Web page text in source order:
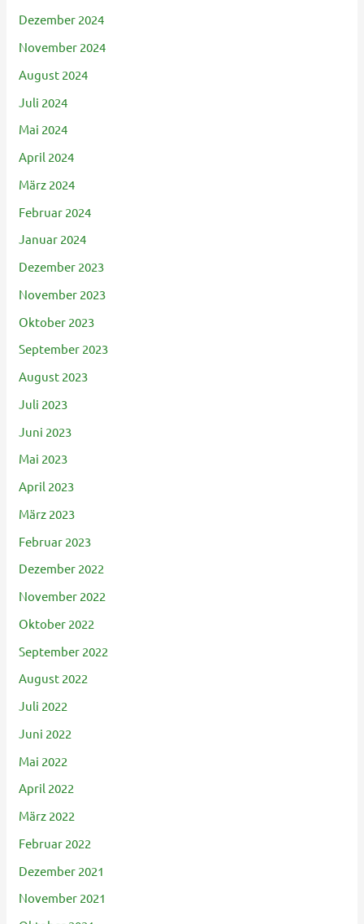
Dezember 2024
November 2024
August 2024
Juli 2024
Mai 2024
April 2024
März 2024
Februar 2024
Januar 2024
Dezember 2023
November 2023
Oktober 2023
September 2023
August 2023
Juli 2023
Juni 2023
Mai 2023
April 2023
März 2023
Februar 2023
Dezember 2022
November 2022
Oktober 2022
September 2022
August 2022
Juli 2022
Juni 2022
Mai 2022
April 2022
März 2022
Februar 2022
Dezember 2021
November 2021